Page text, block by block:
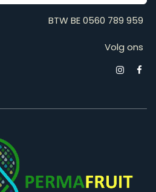
BTW BE 0560 789 959
Volg ons